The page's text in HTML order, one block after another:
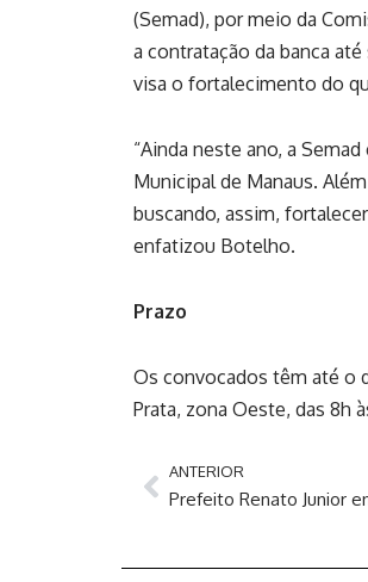
(Semad), por meio da
a contratação da banca
visa o fortalecimento do
“Ainda neste ano, a
Municipal de Manaus.
buscando, assim,
enfatizou Botelho.
Prazo
Os convocados têm até o
Prata, zona Oeste, das 8h
ANTERIOR